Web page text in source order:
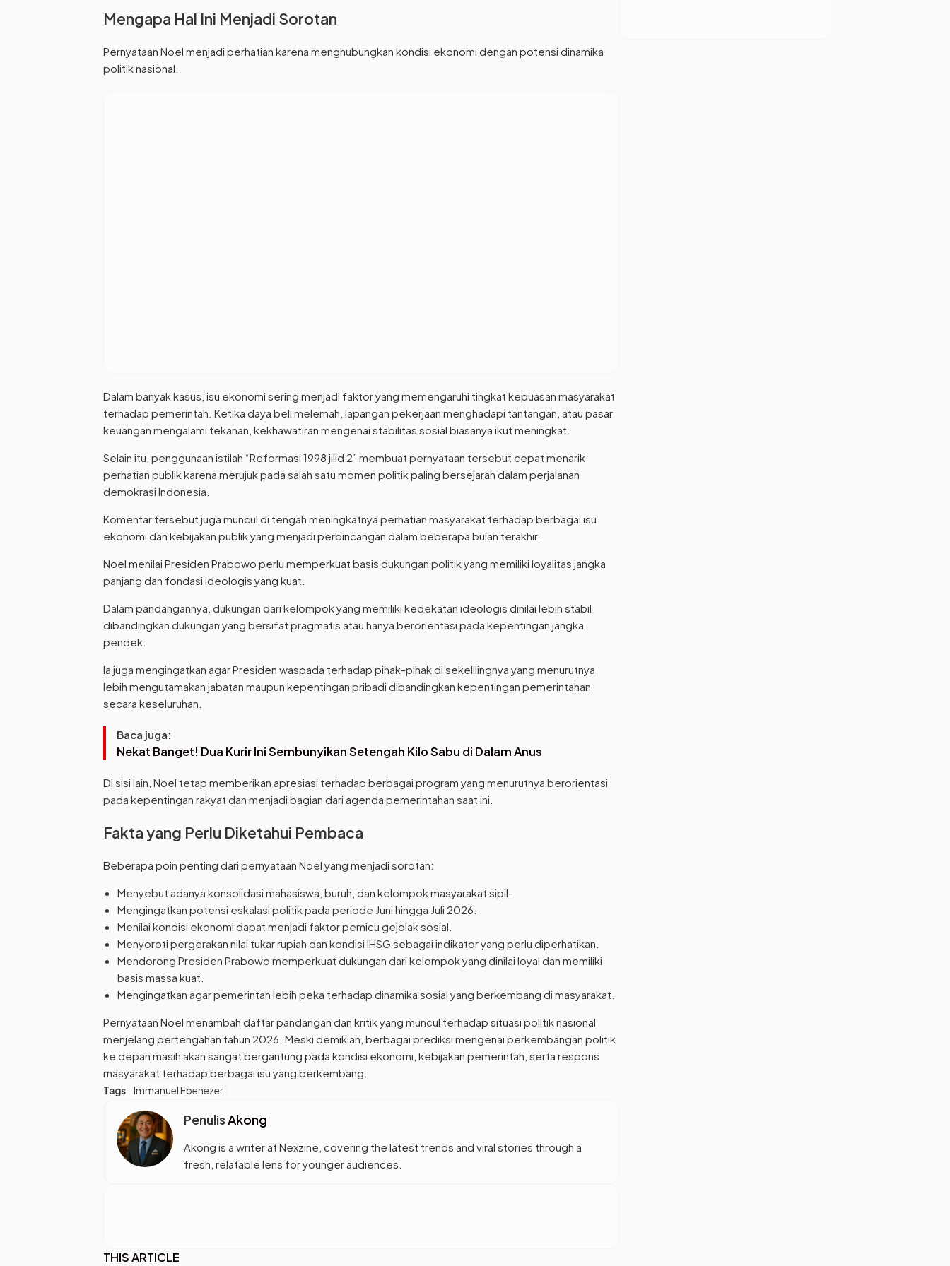
Mengapa Hal Ini Menjadi Sorotan
Pernyataan Noel menjadi perhatian karena menghubungkan kondisi ekonomi dengan potensi dinamika
politik nasional.
Dalam banyak kasus, isu ekonomi sering menjadi faktor yang memengaruhi tingkat kepuasan masyarakat
terhadap pemerintah. Ketika daya beli melemah, lapangan pekerjaan menghadapi tantangan, atau pasar
keuangan mengalami tekanan, kekhawatiran mengenai stabilitas sosial biasanya ikut meningkat.
Selain itu, penggunaan istilah “Reformasi 1998 jilid 2” membuat pernyataan tersebut cepat menarik
perhatian publik karena merujuk pada salah satu momen politik paling bersejarah dalam perjalanan
demokrasi Indonesia.
Komentar tersebut juga muncul di tengah meningkatnya perhatian masyarakat terhadap berbagai isu
ekonomi dan kebijakan publik yang menjadi perbincangan dalam beberapa bulan terakhir.
Noel menilai Presiden Prabowo perlu memperkuat basis dukungan politik yang memiliki loyalitas jangka
panjang dan fondasi ideologis yang kuat.
Dalam pandangannya, dukungan dari kelompok yang memiliki kedekatan ideologis dinilai lebih stabil
dibandingkan dukungan yang bersifat pragmatis atau hanya berorientasi pada kepentingan jangka
pendek.
Ia juga mengingatkan agar Presiden waspada terhadap pihak-pihak di sekelilingnya yang menurutnya
lebih mengutamakan jabatan maupun kepentingan pribadi dibandingkan kepentingan pemerintahan
secara keseluruhan.
Baca juga:
Nekat Banget! Dua Kurir Ini Sembunyikan Setengah Kilo Sabu di Dalam Anus
Di sisi lain, Noel tetap memberikan apresiasi terhadap berbagai program yang menurutnya berorientasi
pada kepentingan rakyat dan menjadi bagian dari agenda pemerintahan saat ini.
Fakta yang Perlu Diketahui Pembaca
Beberapa poin penting dari pernyataan Noel yang menjadi sorotan:
Menyebut adanya konsolidasi mahasiswa, buruh, dan kelompok masyarakat sipil.
Mengingatkan potensi eskalasi politik pada periode Juni hingga Juli 2026.
Menilai kondisi ekonomi dapat menjadi faktor pemicu gejolak sosial.
Menyoroti pergerakan nilai tukar rupiah dan kondisi IHSG sebagai indikator yang perlu diperhatikan.
Mendorong Presiden Prabowo memperkuat dukungan dari kelompok yang dinilai loyal dan memiliki
basis massa kuat.
Mengingatkan agar pemerintah lebih peka terhadap dinamika sosial yang berkembang di masyarakat.
Pernyataan Noel menambah daftar pandangan dan kritik yang muncul terhadap situasi politik nasional
menjelang pertengahan tahun 2026. Meski demikian, berbagai prediksi mengenai perkembangan politik
ke depan masih akan sangat bergantung pada kondisi ekonomi, kebijakan pemerintah, serta respons
masyarakat terhadap berbagai isu yang berkembang.
Tags Immanuel Ebenezer
PenulisAkong
Akong is a writer at Nexzine, covering the latest trends and viral stories through a
fresh, relatable lens for younger audiences.
THIS ARTICLE